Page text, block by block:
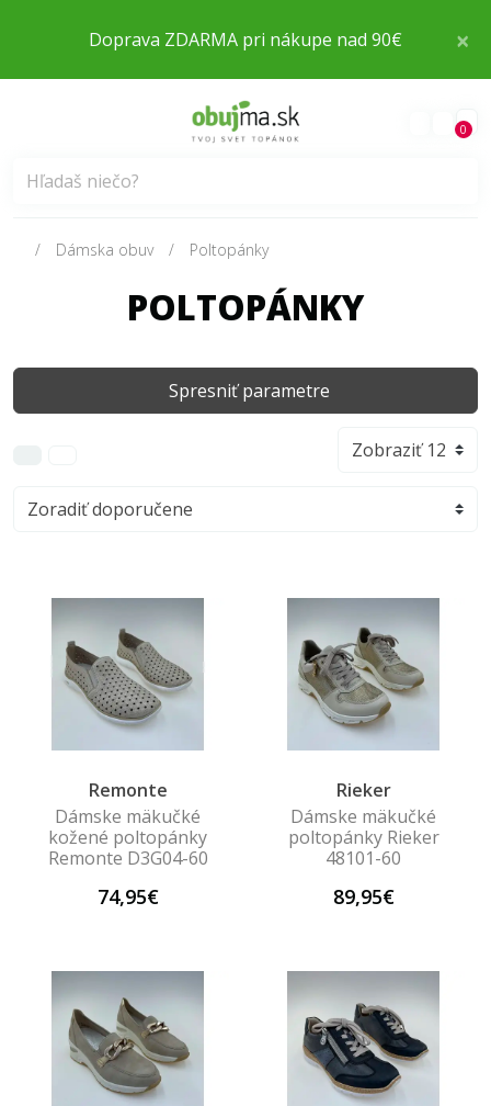
×
Doprava ZDARMA pri nákupe nad 90€
0
Dámska obuv Poltopánky
POLTOPÁNKY
Spresniť parametre
Remonte
Dámske mäkučké
kožené poltopánky
Remonte D3G04-60
74,95€
Rieker
Dámske mäkučké
poltopánky Rieker
48101-60
89,95€